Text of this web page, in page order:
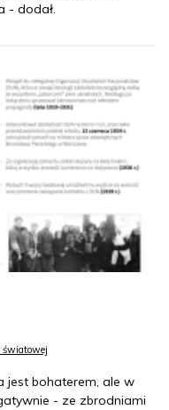
- dodał.
światowej
jest bohaterem, ale w
- ze zbrodniami